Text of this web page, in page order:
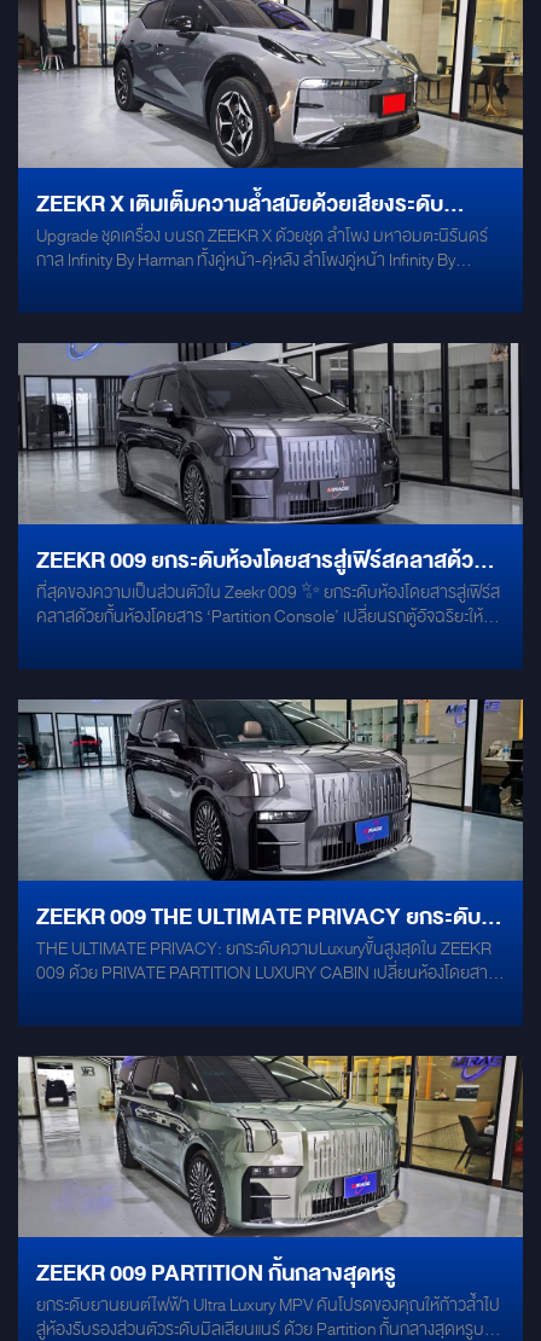
ZEEKR X เติมเต็มความล้ำสมัยด้วยเสียงระดับ
ตำนาน!
Upgrade ชุดเครื่อง บนรถ ZEEKR X ด้วยชุด ลำโพง มหาอมตะนิรันดร์
กาล Infinity By Harman ทั้งคู่หน้า-คุ่หลัง ลำโพงคู่หน้า Infinity By
Harman Primus 603CF เสริมพลังเสียงด้วย SUBBOX 7" ALPINE
Mirage 086-956-6659 #บริการติดตั้งนอกสถานที่
#WillyMirageSoundMaster MIRAGEAUDIO สาขา1 เปิดบริการ วัน
อังคาร-วันอาทิตย์ เวลาทำการ 9:00 - 19:00 (หยุดทุกวันจันทร์)
ZEEKR 009 ยกระดับห้องโดยสารสู่เฟิร์สคลาสด้วย
กั้นห้องโดยสาร ‘PARTITION CONSOLE’
ที่สุดของความเป็นส่วนตัวใน Zeekr 009 ✨ ยกระดับห้องโดยสารสู่เฟิร์ส
คลาสด้วยกั้นห้องโดยสาร ‘Partition Console’ เปลี่ยนรถตู้อัจฉริยะให้
ใสได้เพียงปลายนิ้วสัมผัส จะคุยงานสำคัญหรือพักผ่อนก็เป็นส่วนตัวขั้น
ZEEKR 009 THE ULTIMATE PRIVACY ยกระดับ
ความ LUXURY ขั้นสูงสุด
THE ULTIMATE PRIVACY: ยกระดับความLuxuryขั้นสูงสุดใน ZEEKR
009 ด้วย PRIVATE PARTITION LUXURY CABIN เปลี่ยนห้องโดยสาร
เป็น "First Class Suite" ส่วนตัวเคลื่อนที่ ด้วยการติดตั้ง Private
ตัว และความปลอดภัยในทุกการเดินทางระดับผู้นำ นิยามใหม่แห่งความ
หรูหราและเป็นส่วนตัว (Premium Highlights) Ultimate Privacy &
Acoustic Isolation: แยกสัดส่วนห้องโดยสารตอนหน้าและตอนหลังอย่าง
สมบูรณ์แบบ มอบความเป็นส่วนตัวสูงสุดในการคุยธุรกิจหรือพักผ่อน
พร้อมคุณสมบัติเก็บเสียงดีเยี่ยมเพื่อความเงียบสงบภายในห้องโดยสาร
Premium Crafted Design: ดีไซน์สวยงาม หรูหรา ล้ำสมัย เลือกใช้วัสดุระ
ดับไฮเอนด์ที่แมตช์เข้ากับความพรีเมียมของ ZEEKR 009 ได้อย่างเนียน
สนิท ราวกับติดตั้งมาจากโรงงาน Smart Entertainment Integration:
รองรับการติดตั้งจอทีวีขนาดใหญ่ ระบบเครื่องเสียง หรือมัลติมีเดียระดับ
ท็อป ให้คุณเพลิดเพลินกับความบันเทิงส่วนตัวได้อย่างเต็มอรรถรส
Seamless Control: มอบความสะดวกสบายด้วยระบบควบคุมอัจฉริยะ
(เช่น กระจกกั้นปรับขึ้น-ลงไฟฟ้า หรือกระจก Smart Glass ปรับฝ้า-ใส)
ZEEKR 009 PARTITION กั้นกลางสุดหรู
ยกระดับยานยนต์ไฟฟ้า Ultra Luxury MPV คันโปรดของคุณให้ก้าวล้ำไป
สู่ห้องรับรองส่วนตัวระดับมิลเลียนแนร์ ด้วย Partition กั้นกลางสุดหรูบน